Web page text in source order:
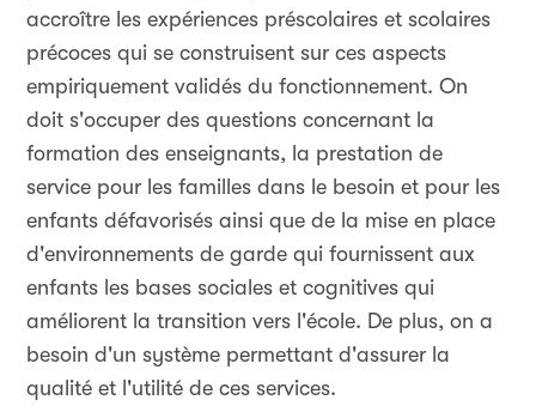
accroître les expériences préscolaires et scolaires
précoces qui se construisent sur ces aspects
empiriquement validés du fonctionnement. On
doit s'occuper des questions concernant la
formation des enseignants, la prestation de
service pour les familles dans le besoin et pour les
enfants défavorisés ainsi que de la mise en place
d'environnements de garde qui fournissent aux
enfants les bases sociales et cognitives qui
améliorent la transition vers l'école. De plus, on a
besoin d'un système permettant d'assurer la
qualité et l'utilité de ces services.